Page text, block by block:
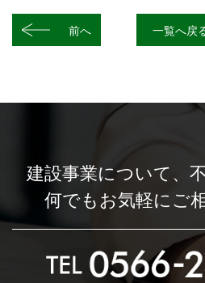
前へ 一覧へ戻
建設事業について、
何でもお気軽にご